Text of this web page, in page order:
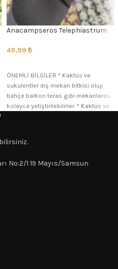
Anacampseros Telephiastrum
49,99 ₺
ÖNEMLİ BİLGİLER * Kaktüs ve
sukulentler dış mekan bitkisi olup
bahçe balkon teras gibi mekanlarda
kolayca yetiştirilebilirler. * Kaktüs ve
No:2/1 19 Mayıs/Samsun